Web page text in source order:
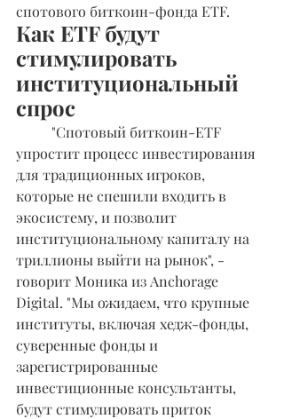
спотового биткоин-фонда ETF.
Как ETF будут
стимулировать
институциональный
спрос
упростит процесс инвестирования
для традиционных игроков,
которые не спешили входить в
экосистему, и позволит
институциональному капиталу на
триллионы выйти на рынок", -
говорит Моника из Anchorage
Digital. "Мы ожидаем, что крупные
институты, включая хедж-фонды,
суверенные фонды и
зарегистрированные
инвестиционные консультанты,
будут стимулировать приток